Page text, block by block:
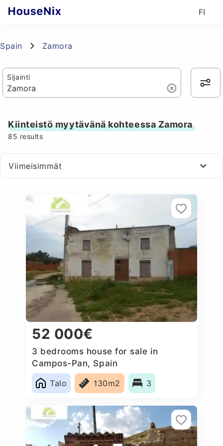
FI
Spain Zamora
Sijainti
Kiinteistö myytävänä kohteessa Zamora
85 results
Viimeisimmät
52 000€
3 bedrooms house for sale in
Campos-Pan, Spain
Talo
130m2 3